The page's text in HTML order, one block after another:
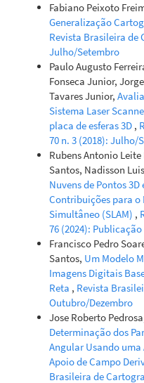
Fabiano Peixoto
Generalização
Revista Brasileira de
Julho/Setembro
Paulo Augusto
Fonseca Junior,
Tavares Junior,
Sistema Laser
placa de esferas 3D ,
70 n. 3 (2018): Julho/
Rubens Antonio
Santos, Nadisson
Nuvens de Pontos
Contribuições para o
Simultâneo (SLAM) ,
76 (2024):
Francisco Pedro
Santos, Um Modelo
Imagens Digitais
Reta , Revista
Outubro/Dezembro
Jose Roberto
Determinação dos
Angular Usando
Apoio de Campo
Brasileira de